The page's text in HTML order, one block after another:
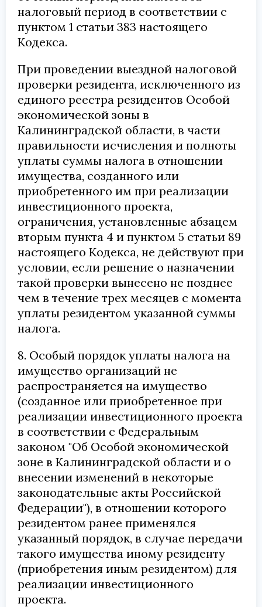
налоговый период в соответствии с
пунктом 1 статьи 383 настоящего
Кодекса.
При проведении выездной налоговой
проверки резидента, исключенного из
единого реестра резидентов Особой
экономической зоны в
Калининградской области, в части
правильности исчисления и полноты
уплаты суммы налога в отношении
имущества, созданного или
приобретенного им при реализации
инвестиционного проекта,
ограничения, установленные абзацем
вторым пункта 4 и пунктом 5 статьи 89
настоящего Кодекса, не действуют при
условии, если решение о назначении
такой проверки вынесено не позднее
чем в течение трех месяцев с момента
уплаты резидентом указанной суммы
налога.
8. Особый порядок уплаты налога на
имущество организаций не
распространяется на имущество
(созданное или приобретенное при
реализации инвестиционного проекта
в соответствии с Федеральным
законом "Об Особой экономической
зоне в Калининградской области и о
внесении изменений в некоторые
законодательные акты Российской
Федерации"), в отношении которого
резидентом ранее применялся
указанный порядок, в случае передачи
такого имущества иному резиденту
(приобретения иным резидентом) для
реализации инвестиционного
проекта.